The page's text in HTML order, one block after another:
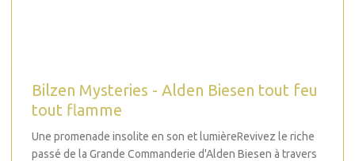
Bilzen Mysteries - Alden Biesen tout feu
tout flamme
Une promenade insolite en son et lumièreRevivez le riche
passé de la Grande Commanderie d'Alden Biesen à travers